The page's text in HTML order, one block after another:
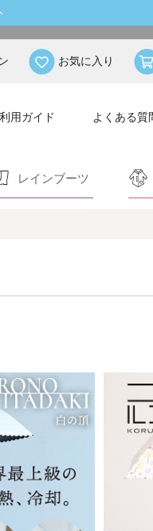
お気に入り
用ガイド よくある質
レインブーツ